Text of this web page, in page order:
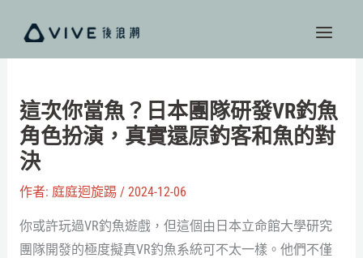
主
這次你當魚？日本團隊研發VR釣魚
角色扮演，真實還原釣客和魚的對
決
作者: 庭庭迴旋踢 / 2024-12-06
你或許玩過VR釣魚遊戲，但這個由日本立命館大學研究
團隊開發的極度擬真VR釣魚系統可不太一樣。他們不僅